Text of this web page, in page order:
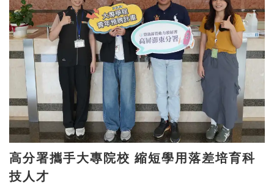
高分署攜手大專院校 縮短學用落差培育科
技人才